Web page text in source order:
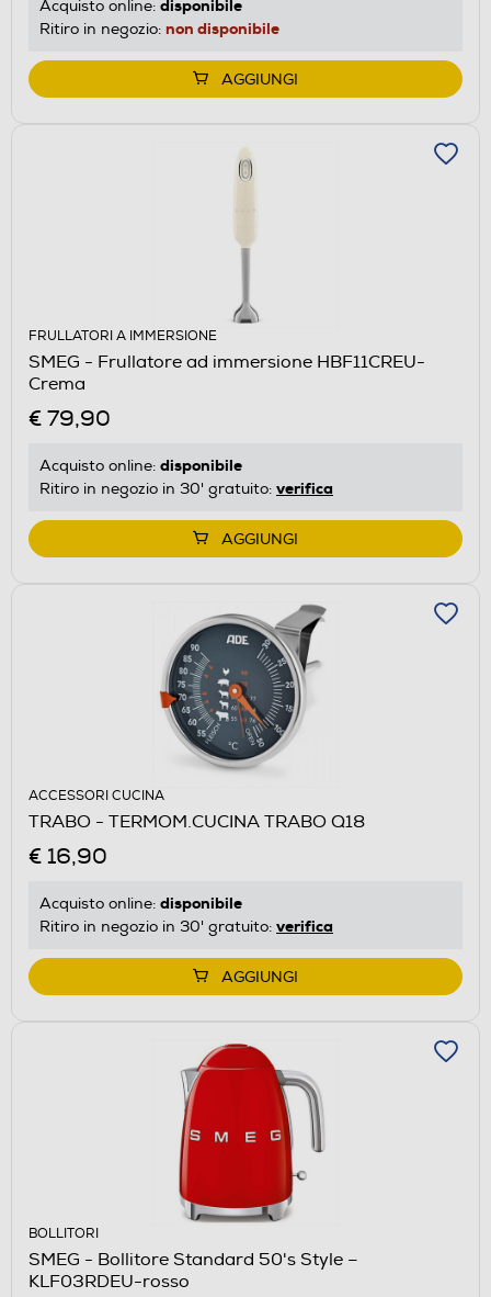
Acquisto online: disponibile
Ritiro in negozio: non disponibile
AGGIUNGI
FRULLATORI A IMMERSIONE
SMEG - Frullatore ad immersione HBF11CREU-
Crema
€ 79,90
Acquisto online: disponibile
Ritiro in negozio in 30' gratuito: verifica
AGGIUNGI
ACCESSORI CUCINA
TRABO - TERMOM.CUCINA TRABO Q18
€ 16,90
Acquisto online: disponibile
Ritiro in negozio in 30' gratuito: verifica
AGGIUNGI
BOLLITORI
SMEG - Bollitore Standard 50's Style –
KLF03RDEU-rosso